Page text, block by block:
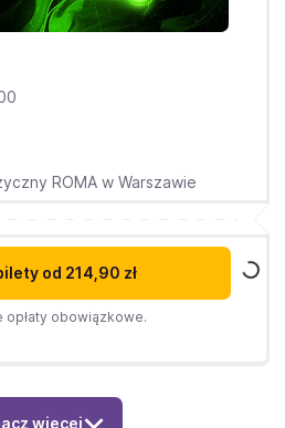
ROMA w Warszawie
od 214,90 zł
opłaty obowiązkowe.
więcej